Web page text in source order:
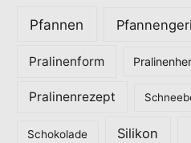
Pfannen
Pralinenform
Pralinenrezept
Schokolade Silikon